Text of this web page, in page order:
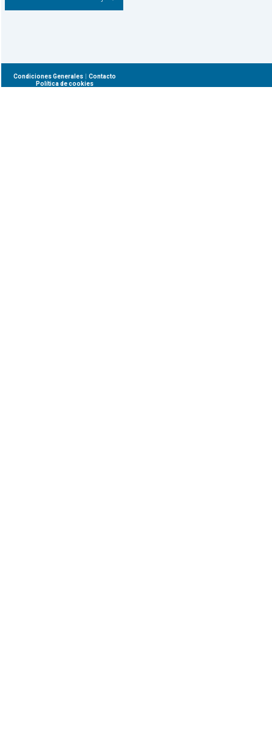
Condiciones Generales| Contacto
Política de cookies